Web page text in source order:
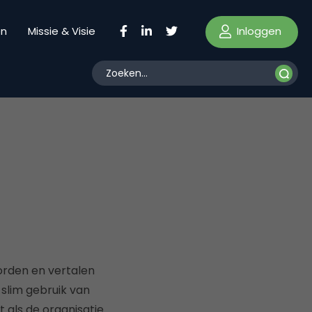
Missie & Visie Inloggen
en vertalen
gebruik van